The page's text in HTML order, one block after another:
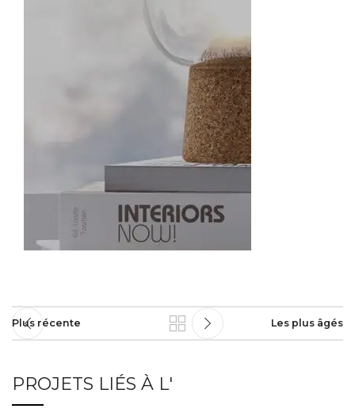
Plus récente Les plus âgés
PROJETS LIÉS À L'